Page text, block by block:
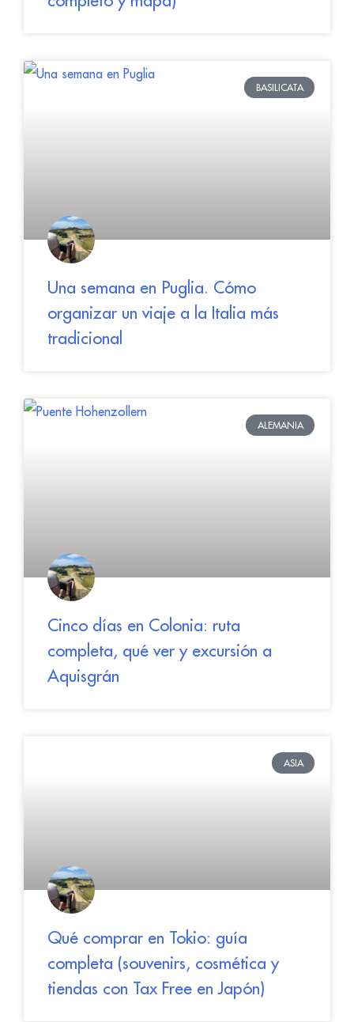
BASILICATA
Una semana en Puglia. Cómo
organizar un viaje a la Italia más
tradicional
ALEMANIA
Cinco días en Colonia: ruta
completa, qué ver y excursión a
Aquisgrán
ASIA
Qué comprar en Tokio: guía
completa (souvenirs, cosmética y
tiendas con Tax Free en Japón)